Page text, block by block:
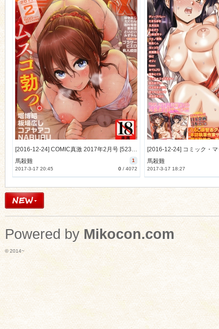
[2016-12-24] COMIC真激 2017年2月号 [523M]
1
馬殺雞
0/ 4072
2017-3-17 20:45
馬殺雞
2017-3-17 18:27
Powered byMikocon.com
© 2014~